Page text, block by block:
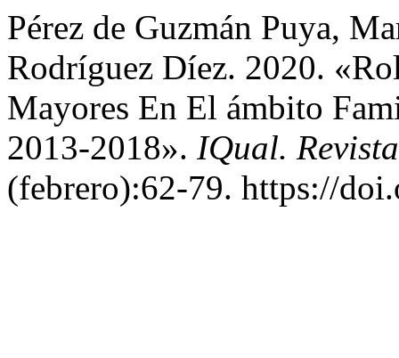
Pérez de Guzmán Puya,
Rodríguez Díez. 2020.
Mayores En El ámbito
2013-2018». IQual.
(febrero):62-79. https://